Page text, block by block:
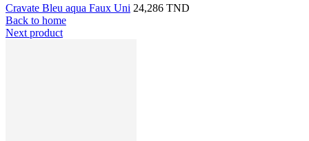
Cravate Bleu aqua Faux Uni 24,286 TND
Back to home
Next product